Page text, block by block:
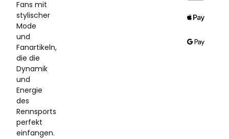
Fans mit
stylischer
Mode
und
Fanartikeln,
die die
Dynamik
und
Energie
des
Rennsports
perfekt
einfangen.